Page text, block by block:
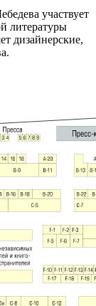
участвует
литературы
дизайнерские,